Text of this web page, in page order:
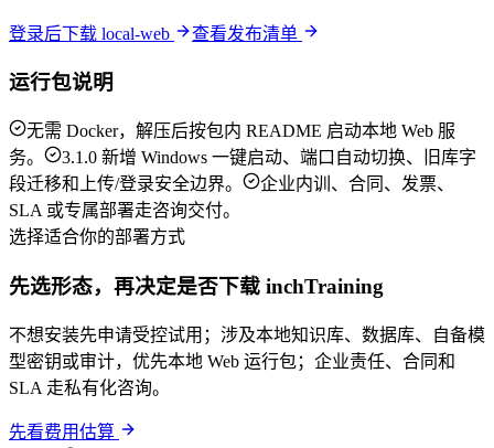
登录后下载 local-web 查看发布清单
运行包说明
无需 Docker，解压后按包内 README 启动本地 Web 服
务。
3.1.0 新增 Windows 一键启动、端口自动切换、旧库字
段迁移和上传/登录安全边界。
企业内训、合同、发票、
SLA 或专属部署走咨询交付。
选择适合你的部署方式
先选形态，再决定是否下载 inchTraining
不想安装先申请受控试用；涉及本地知识库、数据库、自备模
型密钥或审计，优先本地 Web 运行包；企业责任、合同和
SLA 走私有化咨询。
先看费用估算